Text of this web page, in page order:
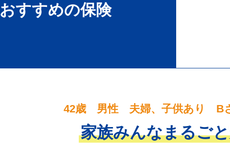
おすすめの保険
42歳 男性 夫婦、子供あり B
家族みんなまるご